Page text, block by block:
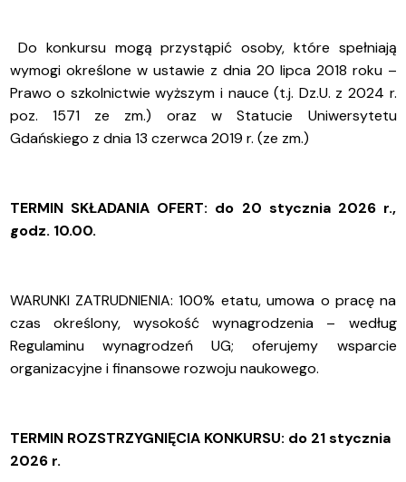
Do konkursu mogą przystąpić osoby, które spełniają
wymogi określone w ustawie z dnia 20 lipca 2018 roku –
Prawo o szkolnictwie wyższym i nauce (t.j. Dz.U. z 2024 r.
poz. 1571 ze zm.) oraz w Statucie Uniwersytetu
Gdańskiego z dnia 13 czerwca 2019 r. (ze zm.)
TERMIN SKŁADANIA OFERT: do 20 stycznia 2026 r.,
godz. 10.00.
WARUNKI ZATRUDNIENIA: 100% etatu, umowa o pracę na
czas określony,wysokość wynagrodzenia – według
Regulaminu wynagrodzeń UG; oferujemy wsparcie
organizacyjne i finansowe rozwoju naukowego.
TERMIN ROZSTRZYGNIĘCIA KONKURSU: do 21 stycznia
2026 r.